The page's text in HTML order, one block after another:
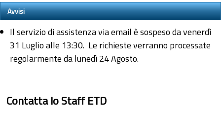
Avvisi
Il servizio di assistenza via email è sospeso da venerdì
31 Luglio alle 13:30. Le richieste verranno processate
regolarmente da lunedì 24 Agosto.
Contatta lo Staff ETD